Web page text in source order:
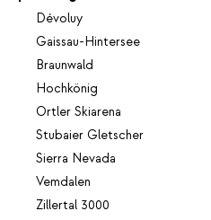
Dévoluy
Gaissau-Hintersee
Braunwald
Hochkönig
Ortler Skiarena
Stubaier Gletscher
Sierra Nevada
Vemdalen
Zillertal 3000